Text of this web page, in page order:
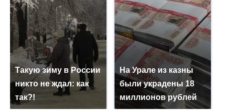
Такую зиму в России
никто не ждал: как
так?!
На Урале из казны
были украдены 18
миллионов рублей